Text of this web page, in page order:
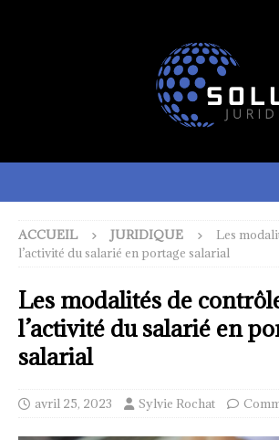
ACCUEIL JURIDIQUE
Les
l’activité du salarié en portage salarial
Les modalités de
l’activité du salarié en
salarial
avril 25, 2023 Sylvie Rochat